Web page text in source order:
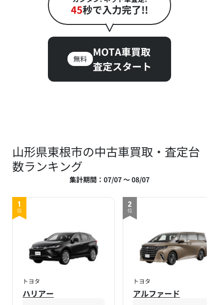
45秒で入力完了!!
無料
MOTA車買取
査定スタート
山形県東根市の中古車買取・査定台
数ランキング
集計期間：07/07 ～ 08/07
1
位
トヨタ
ハリアー
2
位
トヨタ
アルファード